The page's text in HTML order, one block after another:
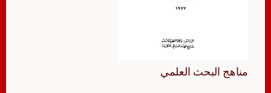
مناهج البحث العلمي